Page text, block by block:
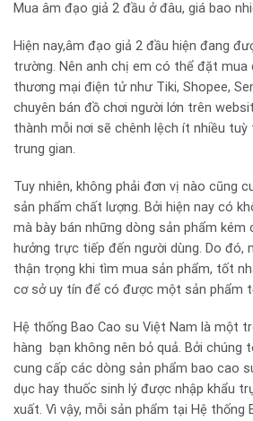
Mua âm đạo giả 2 đầu ở đâu, giá bao
Hiện nay,âm đạo giả 2 đầu hiện đang
trường. Nên anh chị em có thể đặt mua
thương mại điện tử như Tiki, Shopee,
chuyên bán đồ chơi người lớn trên
thành mỗi nơi sẽ chênh lệch ít nhiều tuỳ
trung gian.
Tuy nhiên, không phải đơn vị nào cũng
sản phẩm chất lượng. Bởi hiện nay có
mà bày bán những dòng sản phẩm kém
hưởng trực tiếp đến người dùng. Do đó,
thận trọng khi tìm mua sản phẩm, tốt
cơ sở uy tín để có được một sản phẩm
Hệ thống Bao Cao su Việt Nam là một
hàng bạn không nên bỏ quả. Bởi chúng
cung cấp các dòng sản phẩm bao cao
dục hay thuốc sinh lý được nhập khẩu
xuất. Vì vậy, mỗi sản phẩm tại Hệ thống